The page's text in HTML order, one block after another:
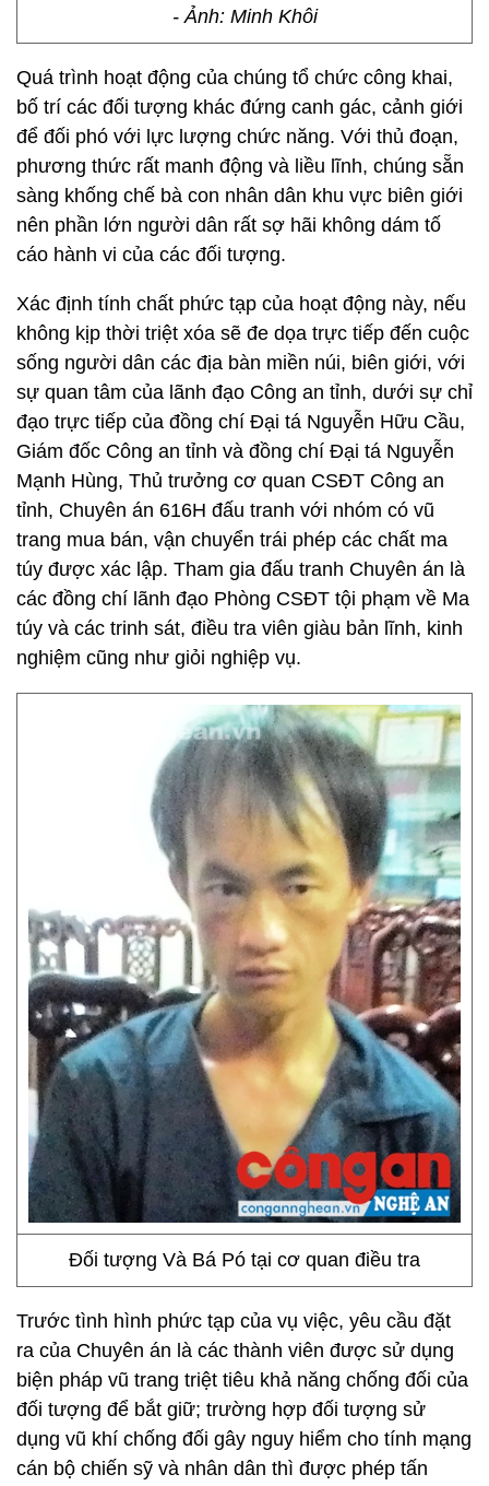
- Ảnh: Minh Khôi
Quá trình hoạt động của chúng tổ chức công khai,
bố trí các đối tượng khác đứng canh gác, cảnh giới
để đối phó với lực lượng chức năng. Với thủ đoạn,
phương thức rất manh động và liều lĩnh, chúng sẵn
sàng khống chế bà con nhân dân khu vực biên giới
nên phần lớn người dân rất sợ hãi không dám tố
cáo hành vi của các đối tượng.
Xác định tính chất phức tạp của hoạt động này, nếu
không kịp thời triệt xóa sẽ đe dọa trực tiếp đến cuộc
sống người dân các địa bàn miền núi, biên giới, với
sự quan tâm của lãnh đạo Công an tỉnh, dưới sự chỉ
đạo trực tiếp của đồng chí Đại tá Nguyễn Hữu Cầu,
Giám đốc Công an tỉnh và đồng chí Đại tá Nguyễn
Mạnh Hùng, Thủ trưởng cơ quan CSĐT Công an
tỉnh, Chuyên án 616H đấu tranh với nhóm có vũ
trang mua bán, vận chuyển trái phép các chất ma
túy được xác lập. Tham gia đấu tranh Chuyên án là
các đồng chí lãnh đạo Phòng CSĐT tội phạm về Ma
túy và các trinh sát, điều tra viên giàu bản lĩnh, kinh
nghiệm cũng như giỏi nghiệp vụ.
Đối tượng Và Bá Pó tại cơ quan điều tra
Trước tình hình phức tạp của vụ việc, yêu cầu đặt
ra của Chuyên án là các thành viên được sử dụng
biện pháp vũ trang triệt tiêu khả năng chống đối của
đối tượng để bắt giữ; trường hợp đối tượng sử
dụng vũ khí chống đối gây nguy hiểm cho tính mạng
cán bộ chiến sỹ và nhân dân thì được phép tấn